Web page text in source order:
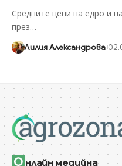
Средните цени на едро и
през…
Лилия Александрова
О нлайн медийна